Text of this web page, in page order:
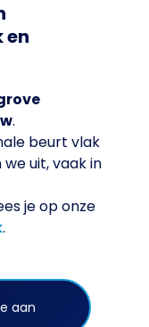
en
.
beurt vlak
uit, vaak in
je op onze
.
aan